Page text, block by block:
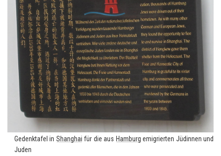
Ge­denk­ta­fel in Shang­hai für die aus Ham­burg emi­grier­ten Jü­din­nen und
Juden